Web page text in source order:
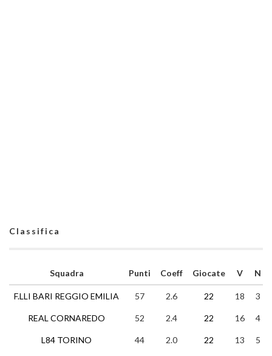
Classifica
Squadra
F.LLI BARI REGGIO EMILIA
REAL CORNAREDO
L84 TORINO
Punti Coeff Giocate V N
57 2.6 22 18 3
52 2.4 22 16 4
44 2.0 22 13 5